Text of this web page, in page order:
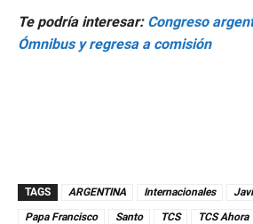
Te podría interesar: Congreso
Ómnibus y regresa a comisión
TAGS ARGENTINA Internacionales
Papa Francisco
Santo TCS TCS Ahora